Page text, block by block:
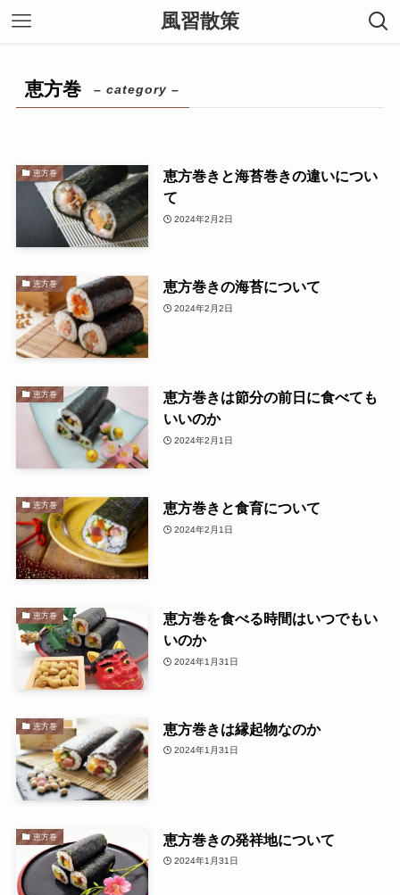
風習散策
恵方巻 – category –
恵方巻
恵方巻きと海苔巻きの違いについ
て
2024年2月2日
恵方巻 恵方巻きの海苔について
2024年2月2日
恵方巻
恵方巻きは節分の前日に食べても
いいのか
2024年2月1日
恵方巻 恵方巻きと食育について
2024年2月1日
恵方巻
恵方巻を食べる時間はいつでもい
いのか
2024年1月31日
恵方巻 恵方巻きは縁起物なのか
2024年1月31日
恵方巻 恵方巻きの発祥地について
2024年1月31日